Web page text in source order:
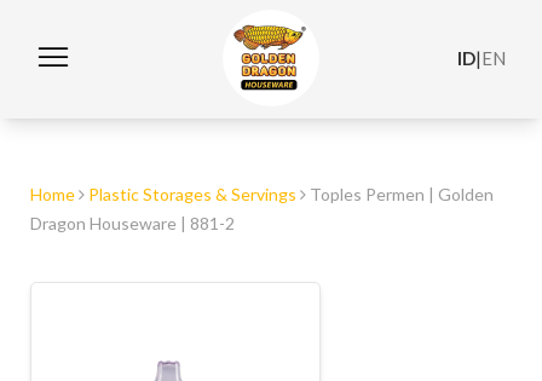
ID|EN
Home Plastic Storages & Servings
Toples Permen | Golden
Dragon Houseware | 881-2